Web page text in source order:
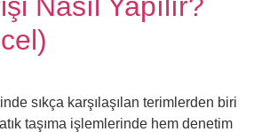
sıkça karşılaşılan terimlerden biri
taşıma işlemlerinde hem denetim